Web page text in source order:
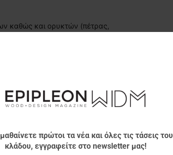
καθώς και ορυκτών (πέτρας,
χαλκό κ.α)
σκίτσων, έργων ζωγραφικής,
μαθαίνετε πρώτοι τα νέα και όλες τις τάσεις του
κλάδου, εγγραφείτε στο newsletter μας!